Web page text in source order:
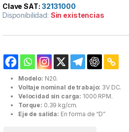
Clave SAT: 32131000
Disponibilidad: Sin existencias
Modelo: N20.
Voltaje nominal de trabajo: 3V DC.
Velocidad sin carga: 1000 RPM.
Torque: 0.39 kg/cm.
Eje de salida: En forma de “D”